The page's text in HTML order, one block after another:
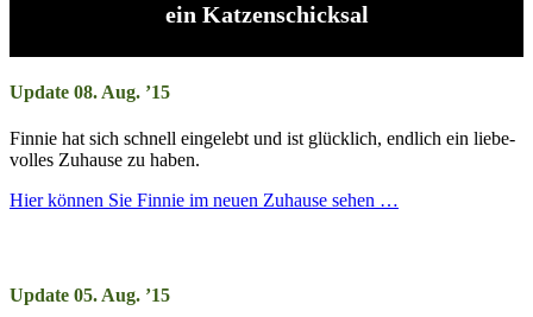
ein Katzenschicksal
Update 08. Aug. ’15
Finnie hat sich schnell ein­gelebt und ist glück­lich, end­lich ein liebe­
volles Zu­hause zu haben.
Hier können Sie Finnie im neuen Zuhause sehen …
Update 05. Aug. ’15